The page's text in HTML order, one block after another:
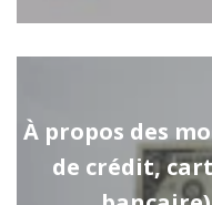
À propos des
de crédit,